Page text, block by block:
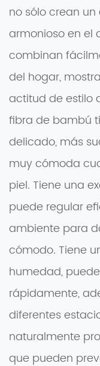
no sólo crean
armonioso en el
combinan
del hogar,
actitud de estilo
fibra de bambú
delicado, más
muy cómoda
piel. Tiene una
puede regular
ambiente para
cómodo. Tiene
humedad,
rápidamente,
diferentes
naturalmente
que pueden